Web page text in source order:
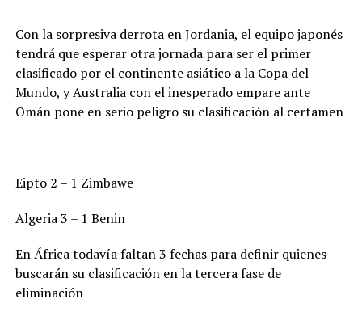
Con la sorpresiva derrota en Jordania, el equipo japonés
tendrá que esperar otra jornada para ser el primer
clasificado por el continente asiático a la Copa del
Mundo, y Australia con el inesperado empare ante
Omán pone en serio peligro su clasificación al certamen
Eipto 2 – 1 Zimbawe
Algeria 3 – 1 Benin
En África todavía faltan 3 fechas para definir quienes
buscarán su clasificación en la tercera fase de
eliminación